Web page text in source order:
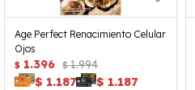
Age Perfect Renacimiento Celular
Ojos
$ 1.396 $ 1.994
$ 1.187 $ 1.187